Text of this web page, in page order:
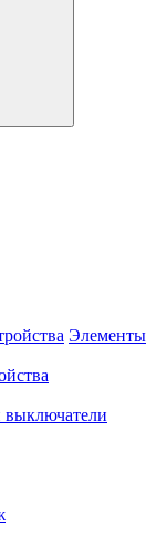
Элементы
выключатели